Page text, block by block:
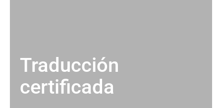
Traducción
certificada